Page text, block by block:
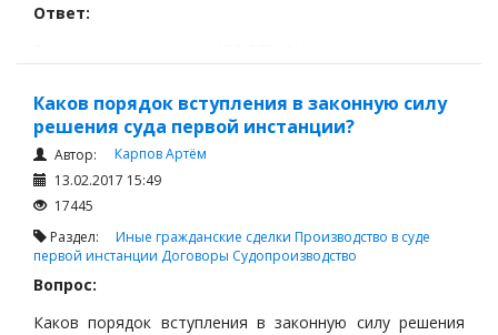
Ответ:
гражданского дела должен соответствовать его
фактической сложности и интересам лиц, участвующих
в деле.
Каков порядок вступления в законную силу
решения суда первой инстанции?
Автор:
Карпов Артём
13.02.2017 15:49
17445
Раздел: Иные гражданские сделки Производство в суде
первой инстанции Договоры Судопроизводство
Вопрос:
Каков порядок вступления в законную силу решения